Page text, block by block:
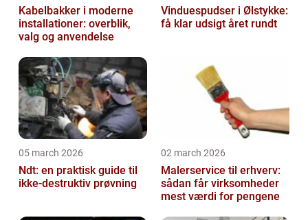
Kabelbakker i moderne
installationer: overblik,
valg og anvendelse
Vinduespudser i Ølstykke:
få klar udsigt året rundt
05 march 2026
Ndt: en praktisk guide til
ikke-destruktiv prøvning
02 march 2026
Malerservice til erhverv:
sådan får virksomheder
mest værdi for pengene